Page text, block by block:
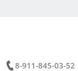
8-911-845-03-52